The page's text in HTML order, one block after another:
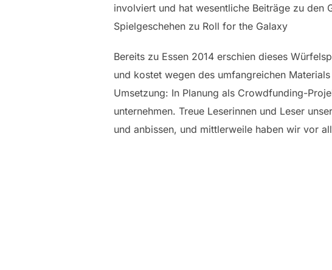
involviert und hat wesentliche Beiträge zu den
Spielgeschehen zu Roll for the Galaxy
Bereits zu Essen 2014 erschien dieses
und kostet wegen des umfangreichen
Umsetzung: In Planung als Crowdfunding-
unternehmen. Treue Leserinnen und Leser
und anbissen, und mittlerweile haben wir vor